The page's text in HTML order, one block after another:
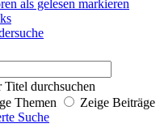
als gelesen markieren
Titel durchsuchen
Themen
Zeige Beiträge
Suche